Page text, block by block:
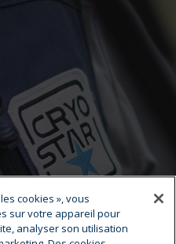
cookies », vous
sur votre appareil pour
analyser son utilisation